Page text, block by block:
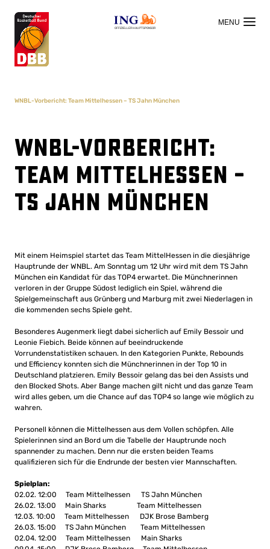
OFFIZIELLER HAUPTSPONSOR
WNBL-Vorbericht: Team Mittelhessen – TS Jahn München
WNBL-Vorbericht:
Team Mittelhessen –
TS Jahn München
Mit einem Heimspiel startet das Team MittelHessen in die diesjährige
Hauptrunde der WNBL. Am Sonntag um 12 Uhr wird mit dem TS Jahn
München ein Kandidat für das TOP4 erwartet. Die Münchnerinnen
verloren in der Gruppe Südost lediglich ein Spiel, während die
Spielgemeinschaft aus Grünberg und Marburg mit zwei Niederlagen in
die kommenden sechs Spiele geht.
Besonderes Augenmerk liegt dabei sicherlich auf Emily Bessoir und
Leonie Fiebich. Beide können auf beeindruckende
Vorrundenstatistiken schauen. In den Kategorien Punkte, Rebounds
und Efficiency konnten sich die Münchnerinnen in der Top 10 in
Deutschland platzieren. Emily Bessoir gelang das bei den Assists und
den Blocked Shots. Aber Bange machen gilt nicht und das ganze Team
wird alles geben, um die Chance auf das TOP4 so lange wie möglich zu
wahren.
Personell können die Mittelhessen aus dem Vollen schöpfen. Alle
Spielerinnen sind an Bord um die Tabelle der Hauptrunde noch
spannender zu machen. Denn nur die ersten beiden Teams
qualifizieren sich für die Endrunde der besten vier Mannschaften.
Spielplan:
02.02. 12:00 Team Mittelhessen TS Jahn München
26.02. 13:00 Main Sharks Team Mittelhessen
12.03. 10:00 Team Mittelhessen DJK Brose Bamberg
26.03. 15:00 TS Jahn München Team Mittelhessen
02.04. 12:00 Team Mittelhessen Main Sharks